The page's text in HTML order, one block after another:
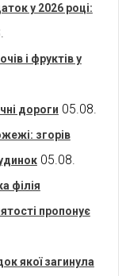
у 2026 році:
і фруктів у
дороги 05.08.
згорів
05.08.
філія
пропонує
якої загинула